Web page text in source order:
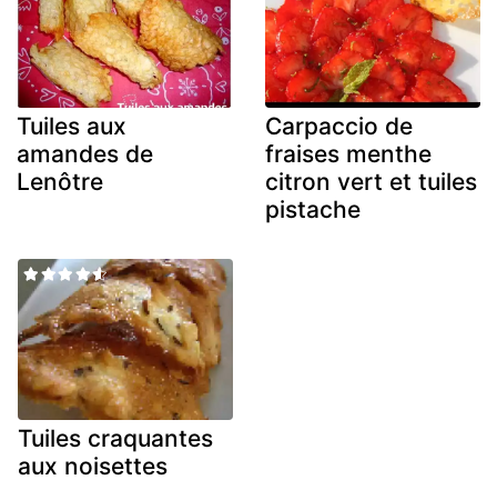
Tuiles aux
amandes de
Lenôtre
Carpaccio de
fraises menthe
citron vert et tuiles
pistache
Tuiles craquantes
aux noisettes